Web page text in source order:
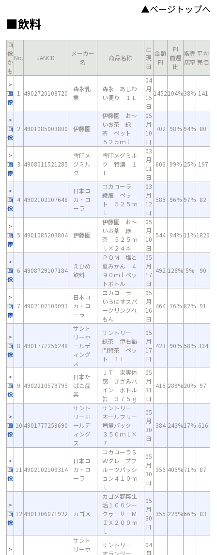
▲ページトップへ
■飲料
画
像
か
も
No. JANCD
メーカー
名
商品名称
出
現
日
金額
PI
PI
前週
比
販売
店率
平均
売価
画
像
1 4902720108720
森永乳
業
森永 あじわ
い便り １Ｌ
04
月
15
日
1452104%38% 141
画
像
2 4901085003800 伊藤園
伊藤園 お～
いお茶 緑
茶 ペット
５２５ｍｌ
05
月
10
日
702 98% 94% 80
画
像
3 4908011521285
雪印メ
グミル
ク
雪印メグミル
ク 特濃 １
Ｌ
03
月
11
日
606 99% 25% 197
画
像
4 4902102107648
日本コ
カ・コ
ーラ
コカコーラ
綾鷹 ペッ
ト ５２５ｍ
ｌ
03
月
12
日
585 96% 97% 82
画
像
5 4901085203804 伊藤園
伊藤園 お～
いお茶 緑
茶 ５２５ｍ
ｌ×２４本
05
月
10
日
544 94% 11%1829
画
像
6 4908729107184
えひめ
飲料
ＰＯＭ 塩と
夏みかん ４
９０ｍｌペッ
トボトル
05
月
17
日
492 126% 5% 90
画
像
7 4902102109093
日本コ
カ・コ
ーラ
コカコーラ
いろはすスパ
ークリングれ
もん
05
月
16
日
464 76% 82% 91
画
像
8 4901777256248
サント
リーホ
ールデ
ィング
ス
サントリー
緑茶 伊右衛
門特茶 ペッ
ト １Ｌ
05
月
17
日
423 90% 58% 334
画
像
9 4902210579795
日本た
ばこ産
業
ＪＴ 果実体
感 きざみパ
イン ボトル
缶 ３７５ｇ
05
月
31
日
416 289%20% 97
画
像
10 4901777259690
サント
リーホ
ールデ
ィング
ス
サントリー
オールフリー
増量パック
３５０ｍｌ×
７
05
月
30
日
384 243%17% 616
画
像
11 4902102109314
日本コ
カ・コ
ーラ
コカコーラＳ
Ｗグレープフ
ルーツパッシ
ョン４１０ｍ
ｌ
05
月
30
日
356 405%71% 87
画
像
12 4901306071922 カゴメ
カゴメ野菜生
活１００シー
クヮーサーＭ
ＩＸ２００ｍ
ｌ
05
月
30
日
355 229%66% 83
サント
リーホ
サントリー
オランジー
04
月